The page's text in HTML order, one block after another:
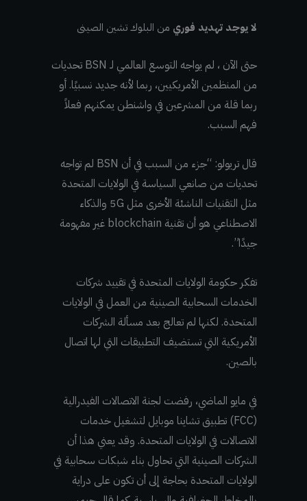
لا يوجد تهديد فوري من البلوك تشين الصينى
حتى الآن ، لم يواجه التوسع العالمي لـ BSN تحديات
من المنظمين الأمريكيين، ربما لأنه جديد نسبيًا. أو
ربما قلة من المشرعين في واشنطن يمكنهم فعلاً
فهم السبب.
قال تريولو: “جزء من السبب في أن BSN لم تواجه
تحديات من صانعي السياسة في الولايات المتحدة
مثل التقنيات الناشئة الأخرى مثل 5G والذكاء
الاصطناعي هو أن تقنية blockchain غير مفهومة
جيدًا”.
تفكر حكومة الولايات المتحدة في تقييد شركات
الخدمات السحابية الصينية من العمل في الولايات
المتحدة. لكنها لم تعالج بعد مسألة الشركات
الأمريكية التي تستضيف التطبيقات التي لها اتصال
بالصين.
في مايو الماضي، رفضت لجنة الاتصالات الفيدرالية
(FCC) تطبيق تشاينا موبايل لتشغيل خدمات
الاتصالات في الولايات المتحدة. وقد يعني هذا أن
الشركات الصينية التي تحاول بناء شبكات سحابية في
الولايات المتحدة بحاجة إلى أن تكون على دراية